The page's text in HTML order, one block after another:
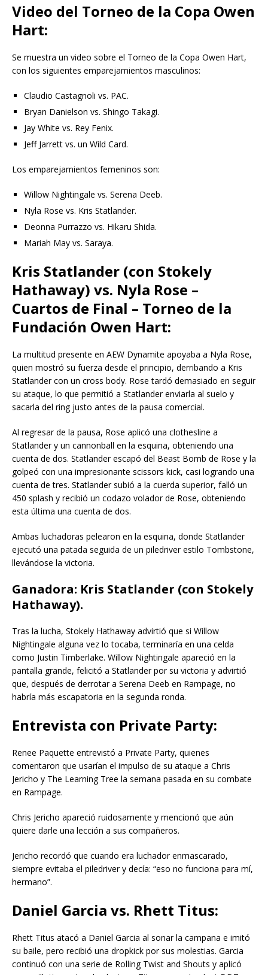
Video del Torneo de la Copa Owen
Hart:
Se muestra un video sobre el Torneo de la Copa Owen Hart,
con los siguientes emparejamientos masculinos:
Claudio Castagnoli vs. PAC.
Bryan Danielson vs. Shingo Takagi.
Jay White vs. Rey Fenix.
Jeff Jarrett vs. un Wild Card.
Los emparejamientos femeninos son:
Willow Nightingale vs. Serena Deeb.
Nyla Rose vs. Kris Statlander.
Deonna Purrazzo vs. Hikaru Shida.
Mariah May vs. Saraya.
Kris Statlander (con Stokely
Hathaway) vs. Nyla Rose –
Cuartos de Final – Torneo de la
Fundación Owen Hart:
La multitud presente en AEW Dynamite apoyaba a Nyla Rose,
quien mostró su fuerza desde el principio, derribando a Kris
Statlander con un cross body. Rose tardó demasiado en seguir
su ataque, lo que permitió a Statlander enviarla al suelo y
sacarla del ring justo antes de la pausa comercial.
Al regresar de la pausa, Rose aplicó una clothesline a
Statlander y un cannonball en la esquina, obteniendo una
cuenta de dos. Statlander escapó del Beast Bomb de Rose y la
golpeó con una impresionante scissors kick, casi logrando una
cuenta de tres. Statlander subió a la cuerda superior, falló un
450 splash y recibió un codazo volador de Rose, obteniendo
esta última una cuenta de dos.
Ambas luchadoras pelearon en la esquina, donde Statlander
ejecutó una patada seguida de un piledriver estilo Tombstone,
llevándose la victoria.
Ganadora: Kris Statlander (con Stokely
Hathaway).
Tras la lucha, Stokely Hathaway advirtió que si Willow
Nightingale alguna vez lo tocaba, terminaría en una celda
como Justin Timberlake. Willow Nightingale apareció en la
pantalla grande, felicitó a Statlander por su victoria y advirtió
que, después de derrotar a Serena Deeb en Rampage, no
habría más escapatoria en la segunda ronda.
Entrevista con Private Party:
Renee Paquette entrevistó a Private Party, quienes
comentaron que usarían el impulso de su ataque a Chris
Jericho y The Learning Tree la semana pasada en su combate
en Rampage.
Chris Jericho apareció ruidosamente y mencionó que aún
quiere darle una lección a sus compañeros.
Jericho recordó que cuando era luchador enmascarado,
siempre evitaba el piledriver y decía: “eso no funciona para mí,
hermano”.
Daniel Garcia vs. Rhett Titus:
Rhett Titus atacó a Daniel Garcia al sonar la campana e imitó
su baile, pero recibió una dropkick por sus molestias. Garcia
continuó con una serie de Rolling Twist and Shouts y aplicó